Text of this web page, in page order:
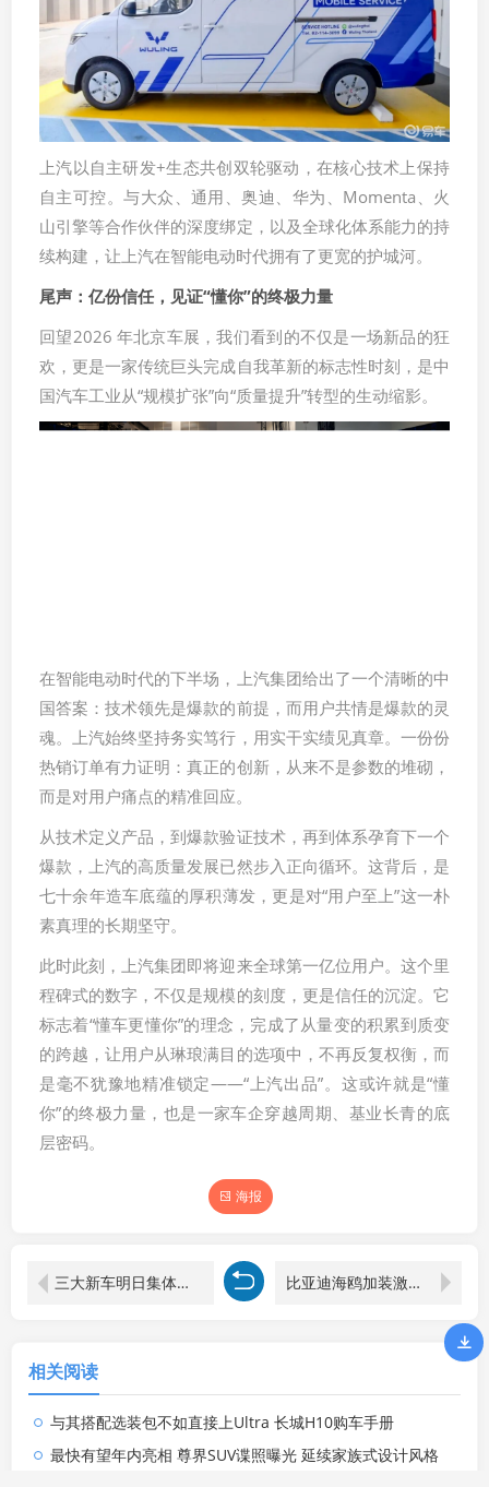
上汽以自主研发+生态共创双轮驱动，在核心技术上保持
自主可控。与大众、通用、奥迪、华为、Momenta、火
山引擎等合作伙伴的深度绑定，以及全球化体系能力的持
续构建，让上汽在智能电动时代拥有了更宽的护城河。
尾声：亿份信任，见证“懂你”的终极力量
回望2026 年北京车展，我们看到的不仅是一场新品的狂
欢，更是一家传统巨头完成自我革新的标志性时刻，是中
国汽车工业从“规模扩张”向“质量提升”转型的生动缩影。
在智能电动时代的下半场，上汽集团给出了一个清晰的中
国答案：技术领先是爆款的前提，而用户共情是爆款的灵
魂。上汽始终坚持务实笃行，用实干实绩见真章。一份份
热销订单有力证明：真正的创新，从来不是参数的堆砌，
而是对用户痛点的精准回应。
从技术定义产品，到爆款验证技术，再到体系孕育下一个
爆款，上汽的高质量发展已然步入正向循环。这背后，是
七十余年造车底蕴的厚积薄发，更是对“用户至上”这一朴
素真理的长期坚守。
此时此刻，上汽集团即将迎来全球第一亿位用户。这个里
程碑式的数字，不仅是规模的刻度，更是信任的沉淀。它
标志着“懂车更懂你”的理念，完成了从量变的积累到质变
的跨越，让用户从琳琅满目的选项中，不再反复权衡，而
是毫不犹豫地精准锁定——“上汽出品”。这或许就是“懂
你”的终极力量，也是一家车企穿越周期、基业长青的底
层密码。
海报
三大新车明日集体发布 智界V9＋理想L9＋乐道L80 比亚迪海鸥加装激光雷达？这波逆天升级背后，竟隐藏着车企的惊人野心！
相关阅读
与其搭配选装包不如直接上Ultra 长城H10购车手册
最快有望年内亮相 尊界SUV谍照曝光 延续家族式设计风格